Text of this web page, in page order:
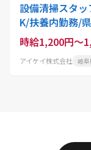
設備清掃スタ
K/扶養内勤務/
時給1,200円～
アイケイ株式会社 岐